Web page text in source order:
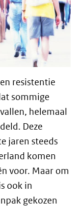
resistentie
sommige
helemaal
Deze
jaren steeds
komen
voor. Maar om
ook in
gekozen